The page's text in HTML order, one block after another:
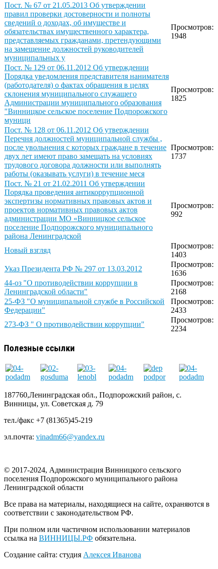
Пост. № 67 от 21.05.2013 Об утверждении
правил проверки достоверности и полноты
сведений о доходах, об имуществе и
обязательствах имущественного характера,
представляемых гражданами, претендующими
на замещение должностей руководителей
муниципальных у
Просмотров:
1948
Пост. № 129 от 06.11.2012 Об утверждении
Порядка уведомления представителя нанимателя
(работодателя) о фактах обращения в целях
склонения муниципального служащего
Администрации муниципального образования
"Винницкое сельское поселение Подпорожского
муници
Просмотров:
1825
Пост. № 128 от 06.11.2012 Об утверждении
Перечня должностей муниципальной службы ,
после увольнения с которых граждане в течение
двух лет имеют право замещать на условиях
трудового договора должности или выполнять
работы (оказывать услуги) в течение меся
Просмотров:
1737
Пост. № 21 от 21.02.2011 Об утверждении
Порядка проведения антикоррупционной
экспертизы нормативных правовых актов и
проектов нормативных правовых актов
администрации МО «Винницкое сельское
поселение Подпорожского муниципального
района Ленинградской
Просмотров:
992
Новый взгляд
Просмотров:
1403
Указ Президента РФ № 297 от 13.03.2012
Просмотров:
1636
44-оз "О противодействии коррупции в
Ленинградской области"
Просмотров:
2168
25-ФЗ "О муниципальной службе в Российской
Федерации"
Просмотров:
2433
273-ФЗ " О противодействии коррупции"
Просмотров:
2234
Полезные ссылки
187760,Ленинградская обл., Подпорожский район, с.
Винницы, ул. Советская д. 79
тел./факс +7 (81365)45-219
эл.почта: vinadm66@yandex.ru
© 2017-2024, Администрация Винницкого сельского
поселения Подпорожского муниципального района
Ленинградской области
Все права на материалы, находящиеся на сайте, охраняются в
соответствии с законодательством РФ.
При полном или частичном использовании материалов
ссылка на ВИННИЦЫ.РФ обязательна.
Создание сайта: студия Алексея Иванова